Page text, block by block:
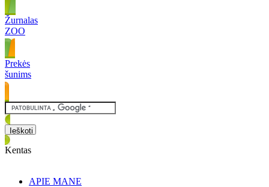
Žurnalas
ZOO
Prekės
šunims
Kentas
APIE MANE